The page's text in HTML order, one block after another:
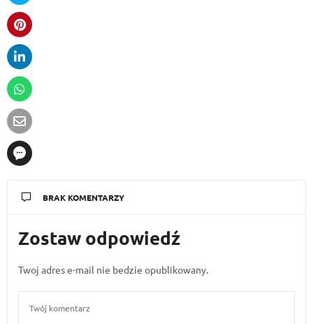
BRAK KOMENTARZY
Zostaw odpowiedź
Twoj adres e-mail nie bedzie opublikowany.